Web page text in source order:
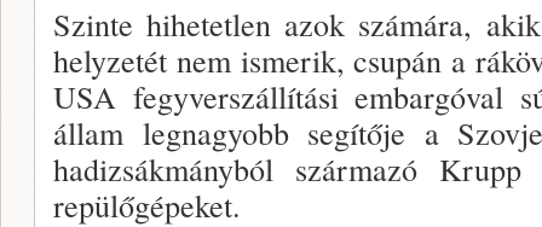
Szinte hihetetlen azok számára,
helyzetét nem ismerik, csupán a
USA fegyverszállítási embargóval
állam legnagyobb segítője a
hadizsákmányból származó
repülőgépeket.